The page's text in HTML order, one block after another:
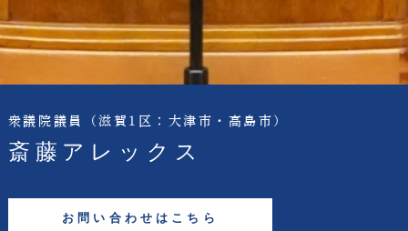
衆議院議員 （滋賀1区：大津市・高島市）
斎藤アレックス
お問い合わせはこちら